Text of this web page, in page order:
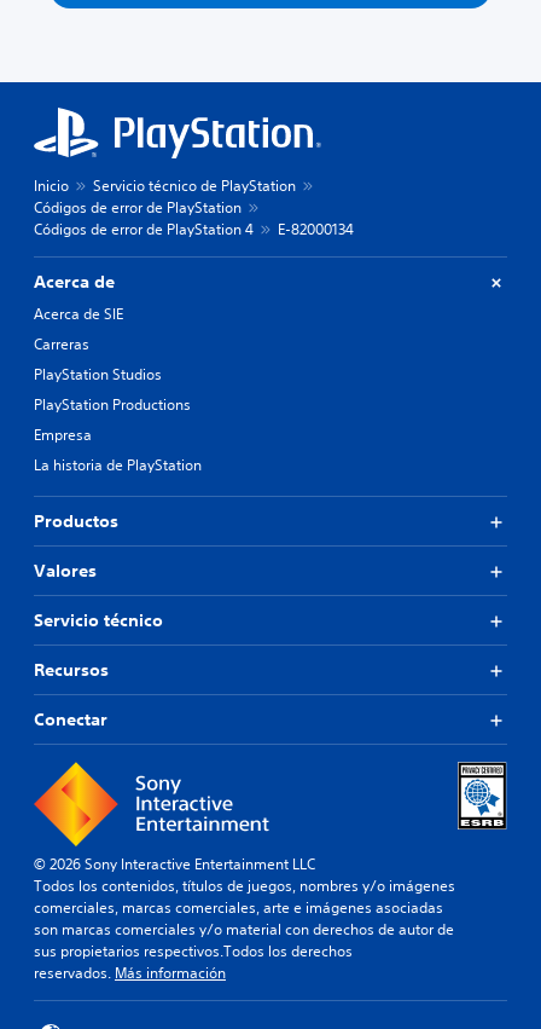
Inicio
Servicio técnico de PlayStation
Códigos de error de PlayStation
Códigos de error de PlayStation 4
E-82000134
Acerca de
Acerca de SIE
Carreras
PlayStation Studios
PlayStation Productions
Empresa
La historia de PlayStation
Productos
Valores
Servicio técnico
Recursos
Conectar
© 2026 Sony Interactive Entertainment LLC
Todos los contenidos, títulos de juegos, nombres y/o imágenes
comerciales, marcas comerciales, arte e imágenes asociadas
son marcas comerciales y/o material con derechos de autor de
sus propietarios respectivos.Todos los derechos
reservados. Más información